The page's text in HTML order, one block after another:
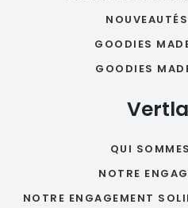
GOODIES
GOODIES
QUI
NOTRE
NOTRE ENGAGEMENT